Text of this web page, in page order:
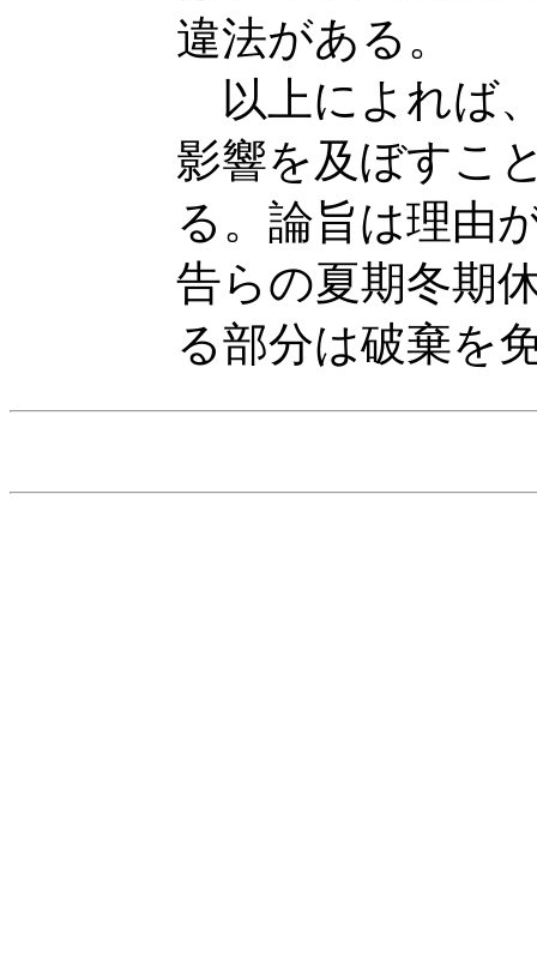
違法がある。
以上によれば
影響を及ぼすこ
る。論旨は理由
告らの夏期冬期
る部分は破棄を